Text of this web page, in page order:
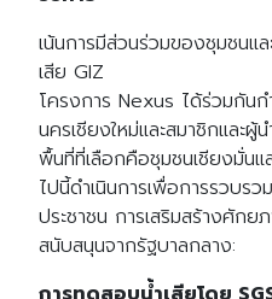
เน้นการมีส่วนร่วมของชุมชนแ
เสีย GIZ
โครงการ Nexus ได้ร่วมกัน
นครเชียงใหม่และสมาชิกและผู้
พื้นที่ที่เลือกคือชุมชนเชียงมั่น
ไปนี้ดำเนินการเพื่อการรวบร
ประชาชน การเสริมสร้างศักย
สนับสนุนจากรัฐบาลกลาง: